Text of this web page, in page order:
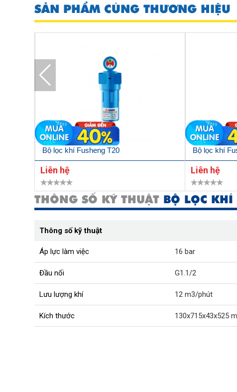
SẢN PHẨM CÙNG THƯƠNG HIỆU
Bộ lọc khí Fusheng T20
Liên hệ
Bộ lọc khí
Liên hệ
THÔNG SỐ KỸ THUẬT BỘ LỌC KHÍ
Thông số kỹ thuật
Áp lực làm việc 16 bar
Đầu nối G1.1/2
Lưu lượng khí 12 m3/phút
Kích thước 130x715x43x525